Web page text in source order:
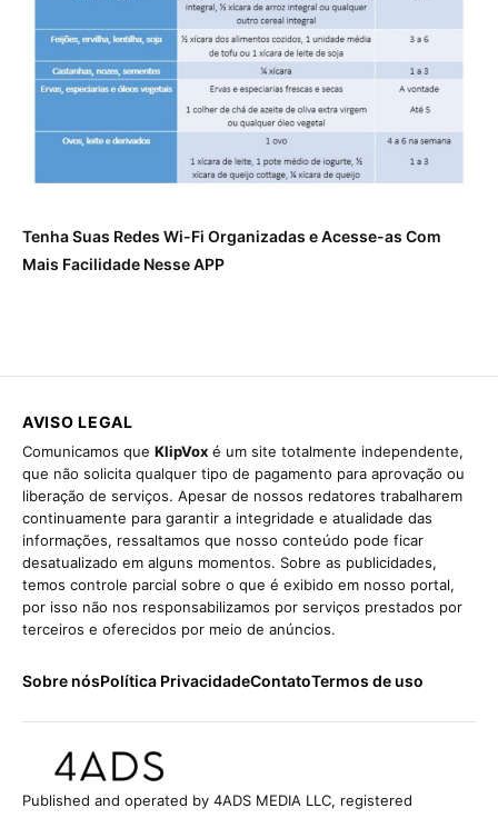
Tenha Suas Redes Wi-Fi Organizadas e Acesse-as Com
Mais Facilidade Nesse APP
AVISO LEGAL
Comunicamos que KlipVox é um site totalmente independente,
que não solicita qualquer tipo de pagamento para aprovação ou
liberação de serviços. Apesar de nossos redatores trabalharem
continuamente para garantir a integridade e atualidade das
informações, ressaltamos que nosso conteúdo pode ficar
desatualizado em alguns momentos. Sobre as publicidades,
temos controle parcial sobre o que é exibido em nosso portal,
por isso não nos responsabilizamos por serviços prestados por
terceiros e oferecidos por meio de anúncios.
Sobre nósPolítica PrivacidadeContatoTermos de uso
Published and operated by 4ADS MEDIA LLC, registered